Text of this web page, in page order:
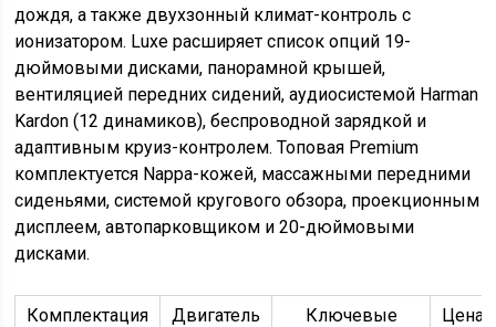
дождя, а также двухзонный климат-контроль с
ионизатором. Luxe расширяет список опций 19-
дюймовыми дисками, панорамной крышей,
вентиляцией передних сидений, аудиосистемой Harman
Kardon (12 динамиков), беспроводной зарядкой и
адаптивным круиз-контролем. Топовая Premium
комплектуется Nappa-кожей, массажными передними
сиденьями, системой кругового обзора, проекционным
дисплеем, автопарковщиком и 20-дюймовыми
дисками.
Комплектация Двигатель
Ключевые
Цена